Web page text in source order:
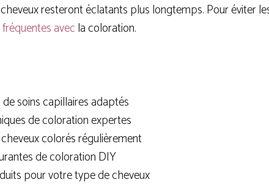
resteront éclatants plus longtemps. Pour éviter
avecla coloration.
soins capillaires adaptés
de coloration expertes
colorés régulièrement
de coloration DIY
pour votre type de cheveux